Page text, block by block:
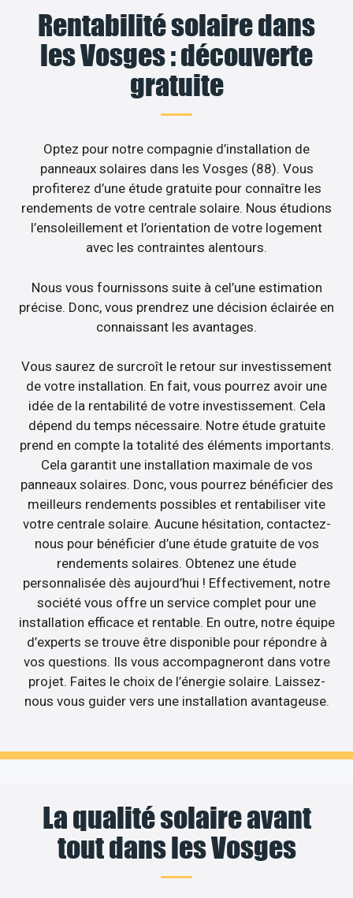
Rentabilité solaire dans
les Vosges : découverte
gratuite
Optez pour notre compagnie d’installation de
panneaux solaires dans les Vosges (88). Vous
profiterez d’une étude gratuite pour connaître les
rendements de votre centrale solaire. Nous étudions
l’ensoleillement et l’orientation de votre logement
avec les contraintes alentours.
Nous vous fournissons suite à cel’une estimation
précise. Donc, vous prendrez une décision éclairée en
connaissant les avantages.
Vous saurez de surcroît le retour sur investissement
de votre installation. En fait, vous pourrez avoir une
idée de la rentabilité de votre investissement. Cela
dépend du temps nécessaire. Notre étude gratuite
prend en compte la totalité des éléments importants.
Cela garantit une installation maximale de vos
panneaux solaires. Donc, vous pourrez bénéficier des
meilleurs rendements possibles et rentabiliser vite
votre centrale solaire. Aucune hésitation, contactez-
nous pour bénéficier d’une étude gratuite de vos
rendements solaires. Obtenez une étude
personnalisée dès aujourd’hui ! Effectivement, notre
société vous offre un service complet pour une
installation efficace et rentable. En outre, notre équipe
d’experts se trouve être disponible pour répondre à
vos questions. Ils vous accompagneront dans votre
projet. Faites le choix de l’énergie solaire. Laissez-
nous vous guider vers une installation avantageuse.
La qualité solaire avant
tout dans les Vosges